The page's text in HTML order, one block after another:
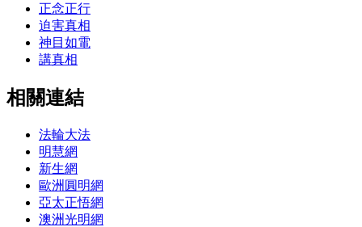
正念正行
迫害真相
神目如電
講真相
相關連結
法輪大法
明慧網
新生網
歐洲圓明網
亞太正悟網
澳洲光明網